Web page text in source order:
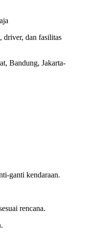
driver, dan fasilitas
Bandung, Jakarta-
ganti kendaraan.
rencana.